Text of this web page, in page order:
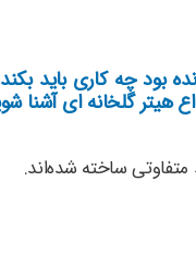
بود چه کاری باید
هیتر گلخانه ایآشنا
ساخته شده‌اند.